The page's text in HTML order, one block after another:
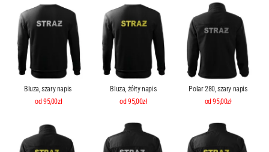
Bluza, szary napis
od 95,00zł
Bluza, żółty napis
od 95,00zł
Polar 280, szary napis
od 95,00zł